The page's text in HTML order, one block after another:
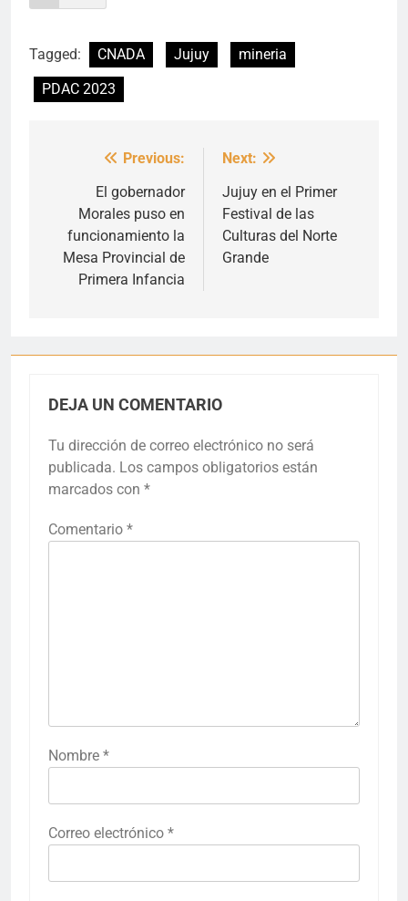
Tagged: CNADA Jujuy
mineria
PDAC 2023
Navegación
entradas
Previous:
El gobernador
Morales puso en
funcionamiento la
Mesa Provincial de
Primera Infancia
Next:
Jujuy en el Primer
Festival de las
Culturas del Norte
Grande
DEJA UN COMENTARIO
Tu dirección de correo electrónico no será
publicada. Los campos obligatorios están
marcados con *
Comentario *
Nombre *
Correo electrónico *